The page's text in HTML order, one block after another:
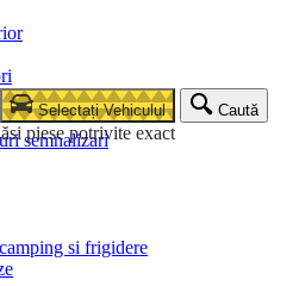
semnalizari
si frigidere
Selectați Vehiculul Caută
piese potrivite exact